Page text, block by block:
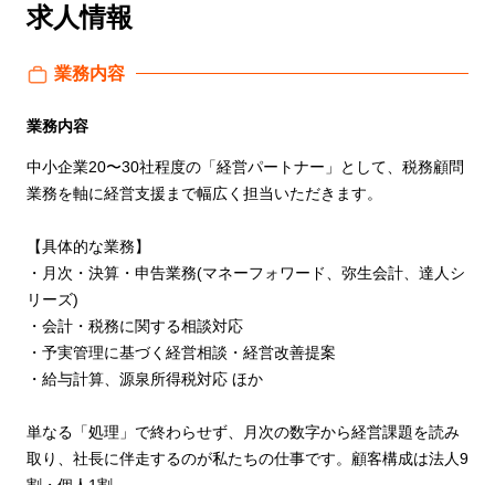
求人情報
業務内容
業務内容
中小企業20〜30社程度の「経営パートナー」として、税務顧問
業務を軸に経営支援まで幅広く担当いただきます。
【具体的な業務】
・月次・決算・申告業務(マネーフォワード、弥生会計、達人シ
リーズ)
・会計・税務に関する相談対応
・予実管理に基づく経営相談・経営改善提案
・給与計算、源泉所得税対応 ほか
単なる「処理」で終わらせず、月次の数字から経営課題を読み
取り、社長に伴走するのが私たちの仕事です。顧客構成は法人9